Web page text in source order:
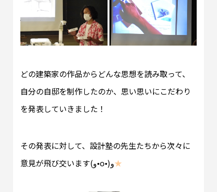
どの建築家の作品からどんな思想を読み取って、
自分の自邸を制作したのか、思い思いにこだわり
を発表していきました！
その発表に対して、設計塾の先生たちから次々に
意見が飛び交います(و•o•)و★